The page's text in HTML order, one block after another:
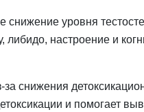
уровня
либидо, настроение и
снижения
и помогает